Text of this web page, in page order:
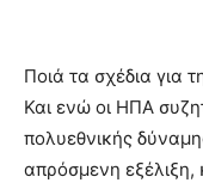
Ποιά τα σχέδια για
Και ενώ οι ΗΠΑ
πολυεθνικής
απρόσμενη εξέλιξη,